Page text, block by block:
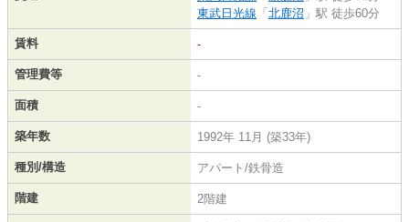
東武日光線 「 北鹿沼 」駅 徒歩60分
賃料 -
管理費等 -
面積 -
築年数 1992年 11月 (築33年)
種別/構造 アパート/鉄骨造
階建 2階建